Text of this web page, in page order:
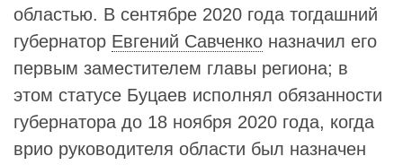
областью. В сентябре 2020 года тогдашний
губернатор Евгений Савченко назначил его
первым заместителем главы региона; в
этом статусе Буцаев исполнял обязанности
губернатора до 18 ноября 2020 года, когда
врио руководителя области был назначен